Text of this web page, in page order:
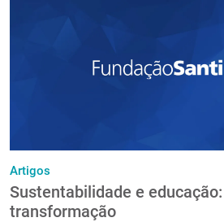
Artigos
Sustentabilidade e
transformação